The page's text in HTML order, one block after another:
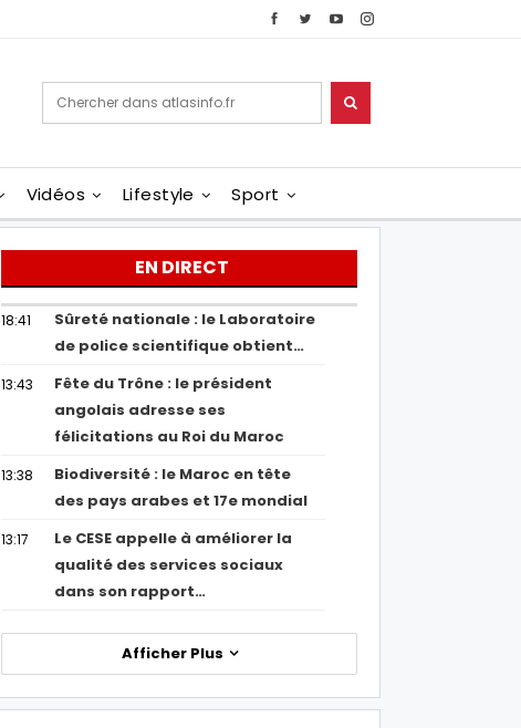
Vidéos Lifestyle Sport
EN DIRECT
18:41
Sûreté nationale : le Laboratoire
de police scientifique obtient…
13:43
Fête du Trône : le président
angolais adresse ses
félicitations au Roi du Maroc
13:38
Biodiversité : le Maroc en tête
des pays arabes et 17e mondial
13:17
Le CESE appelle à améliorer la
qualité des services sociaux
dans son rapport…
Afficher Plus